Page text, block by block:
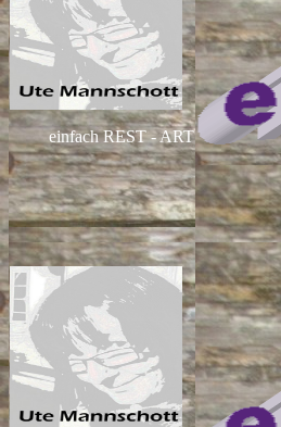
einfach REST - ART